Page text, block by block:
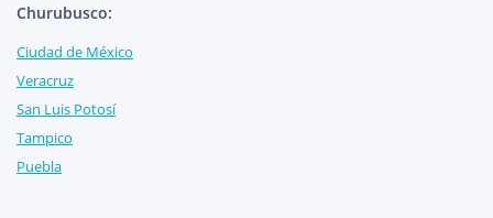
Churubusco:
Ciudad de México
Veracruz
San Luis Potosí
Tampico
Puebla